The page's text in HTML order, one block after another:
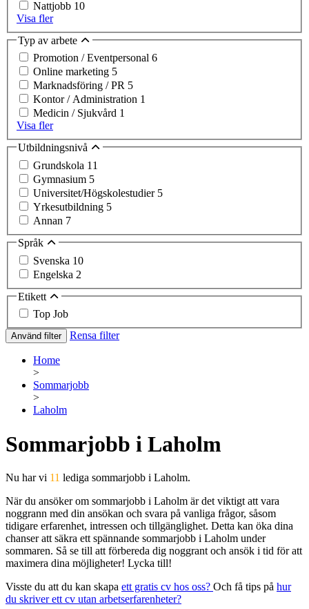
Nattjobb 10
Visa fler
Typ av arbete
Promotion / Eventpersonal 6
Online marketing 5
Marknadsföring / PR 5
Kontor / Administration 1
Medicin / Sjukvård 1
Visa fler
Utbildningsnivå
Grundskola 11
Gymnasium 5
Universitet/Högskolestudier 5
Yrkesutbildning 5
Annan 7
Språk
Svenska 10
Engelska 2
Etikett
Top Job
Använd filter Rensa filter
Home
>
Sommarjobb
>
Laholm
Sommarjobb i Laholm
Nu har vi 11 lediga sommarjobb i Laholm.
När du ansöker om sommarjobb i Laholm är det viktigt att vara
noggrann med din ansökan och svara på vanliga frågor, såsom
tidigare erfarenhet, intressen och tillgänglighet. Detta kan öka dina
chanser att säkra ett spännande sommarjobb i Laholm under
sommaren. Så se till att förbereda dig noggrant och ansök i tid för att
maximera dina möjligheter! Lycka till!
Visste du att du kan skapa ett gratis cv hos oss? Och få tips på hur
du skriver ett cv utan arbetserfarenheter?